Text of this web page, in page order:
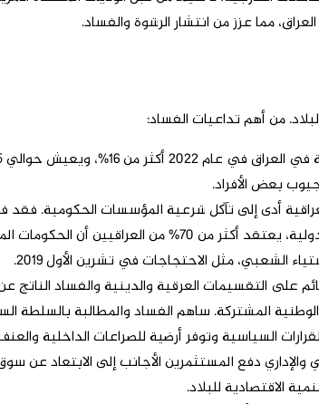
مما عزز من انتشار الرشوة والفساد.
من أهم تداعيات الفساد:
بعض الأفراد.
أدى إلى تآكل شرعية المؤسسات الحكومية.
مثل الاحتجاجات في تشرين الأول 2019.
على التقسيمات العرقية والدينية والفساد
الوطنية المشتركة. ساهم الفساد والمطالبة
السياسية وتوفر أرضية للصراعات الداخلية
والإداري دفع المستثمرين الأجانب إلى الابتعاد عن
الاقتصادية للبلاد.